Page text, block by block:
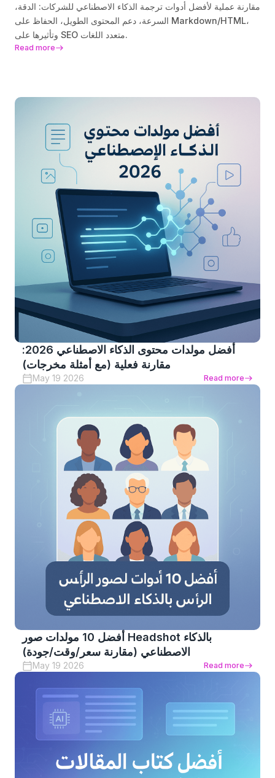
مقارنة عملية لأفضل أدوات ترجمة الذكاء الاصطناعي للشركات: الدقة،
السرعة، دعم المحتوى الطويل، الحفاظ على Markdown/HTML،
وتأثيرها على SEO متعدد اللغات.
Read more
أفضل مولدات محتوى الذكاء الاصطناعي 2026:
مقارنة فعلية (مع أمثلة مخرجات)
May 19 2026 Read more
أفضل 10 مولدات صور Headshot بالذكاء
الاصطناعي (مقارنة سعر/وقت/جودة)
May 19 2026 Read more